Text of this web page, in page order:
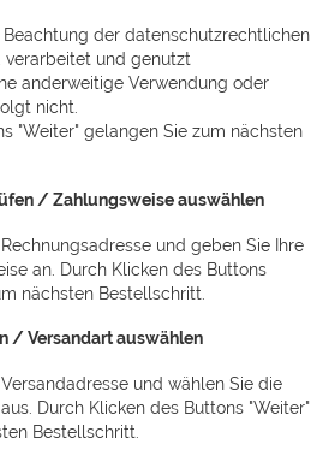
Beachtung der datenschutzrechtlichen
verarbeitet und genutzt
anderweitige Verwendung oder
nicht.
"Weiter" gelangen Sie zum nächsten
/ Zahlungsweise auswählen
und geben Sie Ihre
an. Durch Klicken des Buttons
nächsten Bestellschritt.
/ Versandart auswählen
und wählen Sie die
Durch Klicken des Buttons "Weiter"
Bestellschritt.